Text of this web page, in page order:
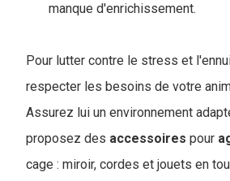
manque d'enrichissement.
Pour lutter contre le stress et
respecter les besoins de votre
Assurez lui un environnement
proposez des accessoires pour
cage : miroir, cordes et jouets en